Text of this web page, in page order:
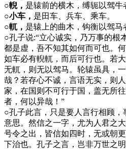
○輗， 是辕前的横木，缚轭以驾牛
○小车， 是田车、兵车、乘车。
○軏， 是辕上的曲木，钩衡以驾马
○孔子说:“立心诚实，乃万事的根
都是虚，吾不知其如何而可也。
如车必有輗軏，而后可行也。若
无軏，则无以驾马。轮辕虽具，
哉？若存心不诚，言语无实，则
家，在国则不可行于国，盖无所
者，何以异哉！”
○孔子此言，只是要人言行相顾
意思。然信之一字，尤为人君之
号令之出，皆信如四时，无或朝
下治也。孔子之言，岂非万世之明